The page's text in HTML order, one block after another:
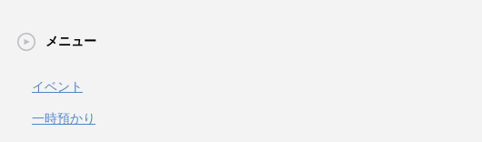
メニュー
イベント
一時預かり